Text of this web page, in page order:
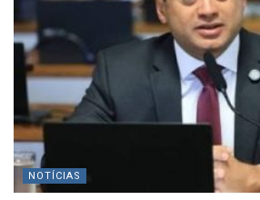
NOTÍCIAS